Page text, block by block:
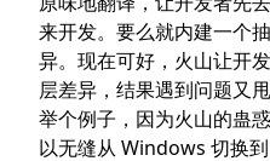
来开发。要么就内建一个
异。现在可好，火山让开
层差异，结果遇到问题又
举个例子，因为火山的蛊
以无缝从 Windows 切换